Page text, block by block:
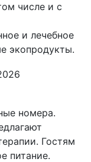
числе и с
и лечебное
экопродукты.
номера.
Гостям
питание.